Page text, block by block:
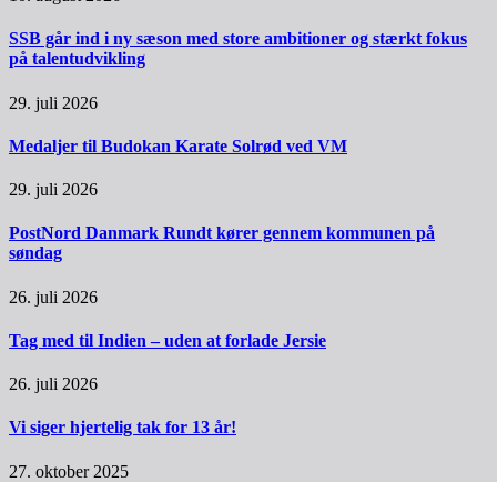
SSB går ind i ny sæson med store ambitioner og stærkt fokus
på talentudvikling
29. juli 2026
Medaljer til Budokan Karate Solrød ved VM
29. juli 2026
PostNord Danmark Rundt kører gennem kommunen på
søndag
26. juli 2026
Tag med til Indien – uden at forlade Jersie
26. juli 2026
Vi siger hjertelig tak for 13 år!
27. oktober 2025